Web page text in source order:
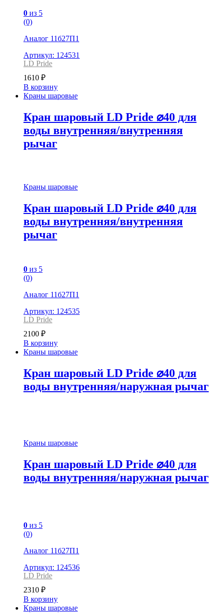
0 из 5
(0)
Аналог 11б27П1
Артикул: 124531
LD Pride
1610 ₽
В корзину
Краны шаровые
Кран шаровый LD Pride ⌀40 для
воды внутренняя/внутренняя
рычаг
Краны шаровые
Кран шаровый LD Pride ⌀40 для
воды внутренняя/внутренняя
рычаг
0 из 5
(0)
Аналог 11б27П1
Артикул: 124535
LD Pride
2100 ₽
В корзину
Краны шаровые
Кран шаровый LD Pride ⌀40 для
воды внутренняя/наружная рычаг
Краны шаровые
Кран шаровый LD Pride ⌀40 для
воды внутренняя/наружная рычаг
0 из 5
(0)
Аналог 11б27П1
Артикул: 124536
LD Pride
2310 ₽
В корзину
Краны шаровые